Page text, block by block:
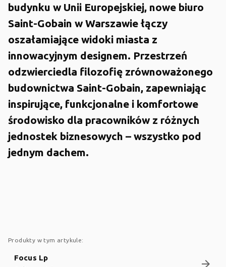
budynku w Unii Europejskiej, nowe biuro
Saint-Gobain w Warszawie łączy
oszałamiające widoki miasta z
innowacyjnym designem. Przestrzeń
odzwierciedla filozofię zrównoważonego
budownictwa Saint-Gobain, zapewniając
inspirujące, funkcjonalne i komfortowe
środowisko dla pracowników z różnych
jednostek biznesowych – wszystko pod
jednym dachem.
Produkty w tym artykule:
Focus Lp
arrow_forward